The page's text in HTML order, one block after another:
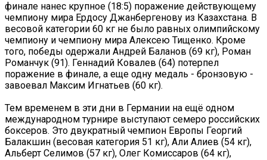
финале нанес крупное (18:5) поражение действующему
чемпиону мира Ердосу Джанбергенову из Казахстана. В
весовой категории 60 кг не было равных олимпийскому
чемпиону и чемпиону мира Алексею Тищенко. Кроме
того, победы одержали Андрей Баланов (69 кг), Роман
Романчук (91). Геннадий Ковалев (64) потерпел
поражение в финале, а еще одну медаль - бронзовую -
завоевал Максим Игнатьев (60 кг).
Тем временем в эти дни в Германии на ещё одном
международном турнире выступают семеро российских
боксеров. Это двукратный чемпион Европы Георгий
Балакшин (весовая категория 51 кг), Али Алиев (54 кг),
Альберт Селимов (57 кг), Олег Комиссаров (64 кг),